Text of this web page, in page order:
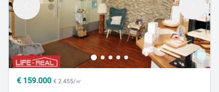
€ 159.000 € 2.455/㎡